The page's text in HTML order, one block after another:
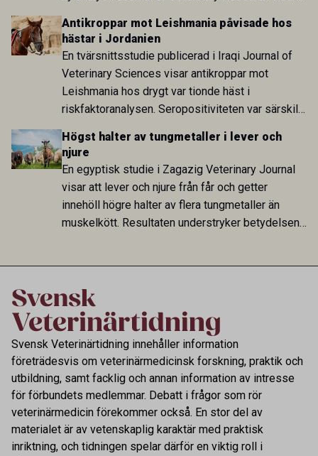
att skillnaden mot lågförbrukarländer som
Sverige är fortsatt stor.
Antikroppar mot Leishmania påvisade hos
hästar i Jordanien
En tvärsnittsstudie publicerad i Iraqi Journal of
Veterinary Sciences visar antikroppar mot
Leishmania hos drygt var tionde häst i
riskfaktoranalysen. Seropositiviteten var särskilt
hög i Zarqa och statistiskt kopplad till bland
annat stallhållning. Resultaten visar att hästarna
har exponerats för parasiten – men inte att de
fungerar som reservoarer eller bidrar till
smittspridning.
Högst halter av tungmetaller i lever och
njure
En egyptisk studie i Zagazig Veterinary Journal
visar att lever och njure från får och getter
innehöll högre halter av flera tungmetaller än
muskelkött. Resultaten understryker betydelsen
Svensk Veterinärtidning innehåller information
företrädesvis om veterinärmedicinsk forskning, praktik och
utbildning, samt facklig och annan information av intresse
för förbundets medlemmar. Debatt i frågor som rör
veterinärmedicin förekommer också. En stor del av
materialet är av vetenskaplig karaktär med praktisk
inriktning, och tidningen spelar därför en viktig roll i